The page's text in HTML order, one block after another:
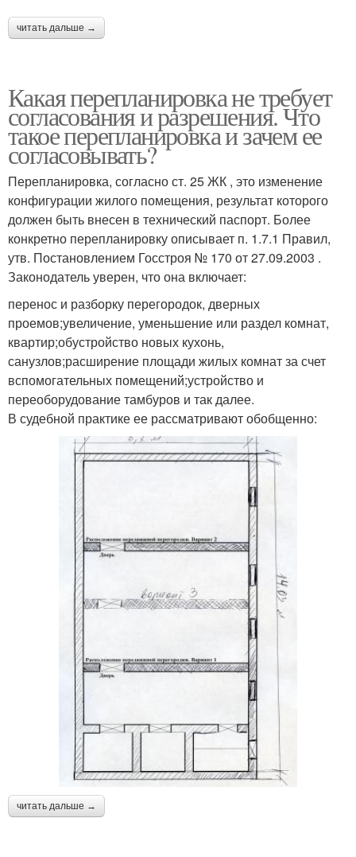
читать дальше →
Какая перепланировка не требует
согласования и разрешения. Что
такое перепланировка и зачем ее
согласовывать?
Перепланировка, согласно ст. 25 ЖК , это изменение
конфигурации жилого помещения, результат которого
должен быть внесен в технический паспорт. Более
конкретно перепланировку описывает п. 1.7.1 Правил,
утв. Постановлением Госстроя № 170 от 27.09.2003 .
Законодатель уверен, что она включает:
перенос и разборку перегородок, дверных
проемов;увеличение, уменьшение или раздел комнат,
квартир;обустройство новых кухонь,
санузлов;расширение площади жилых комнат за счет
вспомогательных помещений;устройство и
переоборудование тамбуров и так далее.
В судебной практике ее рассматривают обобщенно:
читать дальше →